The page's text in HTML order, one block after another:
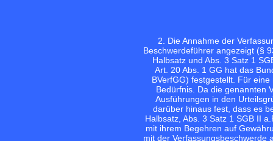
2. Die Annahme der
Beschwerdeführer angezeigt (§
Halbsatz und Abs. 3 Satz 1
Art. 20 Abs. 1 GG hat das
BVerfGG) festgestellt. Für
Bedürfnis. Da die genannten
Ausführungen in den
darüber hinaus fest, dass es
Halbsatz, Abs. 3 Satz 1 SGB II
mit ihrem Begehren auf
mit der Verfassungsbeschwerde